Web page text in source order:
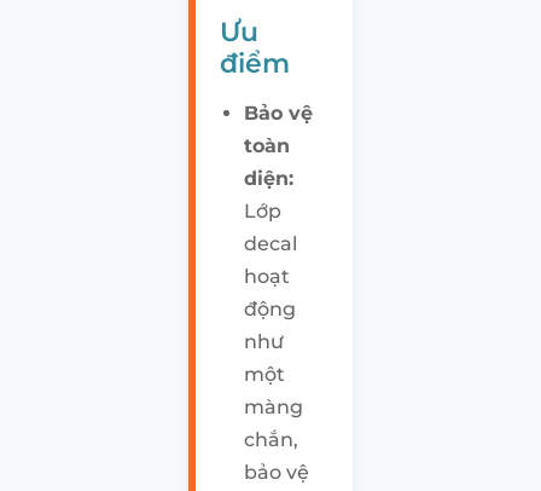
Ưu
điểm
Bảo vệ
toàn
diện:
Lớp
decal
hoạt
động
như
một
màng
chắn,
bảo vệ